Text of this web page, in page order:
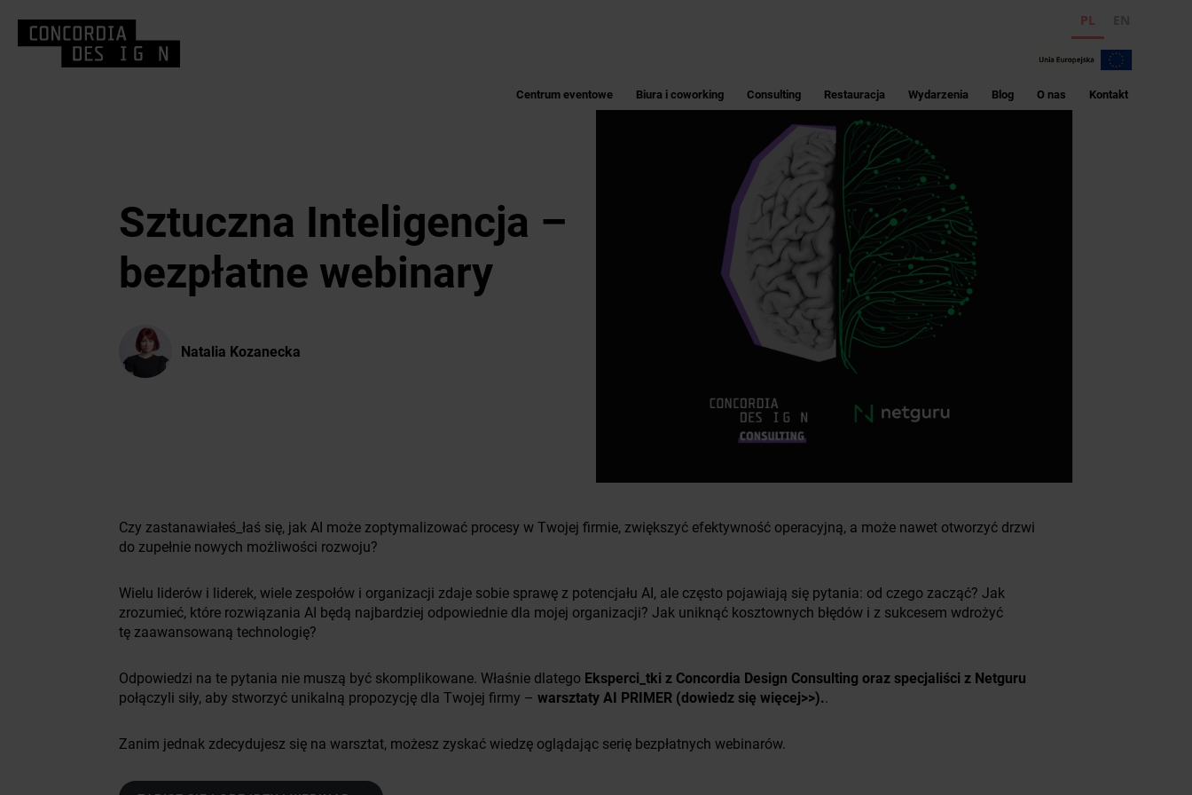
PL
Centrum eventowe Biura i coworking Consulting Restauracja Wydarzenia Blog O nas Kontakt
Sztuczna Inteligencja –
bezpłatne webinary
Natalia Kozanecka
Czy zastanawiałeś_łaś się, jak AI może zoptymalizować procesy w Twojej firmie, zwiększyć efektywność operacyjną, a może nawet otworzyć drzwi
do zupełnie nowych możliwości rozwoju?
Wielu liderów i liderek, wiele zespołów i organizacji zdaje sobie sprawę z potencjału AI, ale często pojawiają się pytania: od czego zacząć? Jak
zrozumieć, które rozwiązania AI będą najbardziej odpowiednie dla mojej organizacji? Jak uniknąć kosztownych błędów i z sukcesem wdrożyć
tę zaawansowaną technologię?
Odpowiedzi na te pytania nie muszą być skomplikowane. Właśnie dlatego Eksperci_tki z Concordia Design Consulting oraz specjaliści z Netguru
połączyli siły, aby stworzyć unikalną propozycję dla Twojej firmy –warsztaty AI PRIMER (dowiedz się więcej>>)..
Zanim jednak zdecydujesz się na warsztat, możesz zyskać wiedzę oglądając serię bezpłatnych webinarów.